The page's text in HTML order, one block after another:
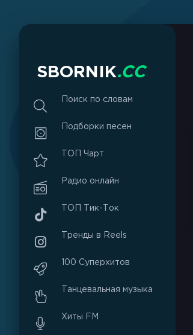
S BO R N K.CC
Поиск по словам
Подборки песен
ТОП Чарт
Радио онлайн
ТОП Тик-Ток
Тренды в Reels
100 Суперхитов
Танцевальная музыка
Хиты FM